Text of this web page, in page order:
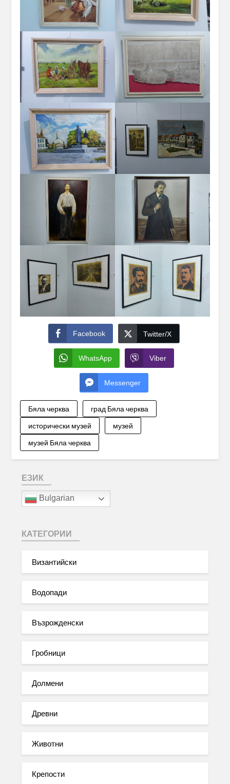
Facebook Twitter/X
WhatsApp Viber
Messenger
Бяла черква
град Бяла черква
исторически музей
музей
музей Бяла черква
ЕЗИК
Bulgarian
КАТЕГОРИИ
Византийски
Водопади
Възрожденски
Гробници
Долмени
Древни
Животни
Крепости